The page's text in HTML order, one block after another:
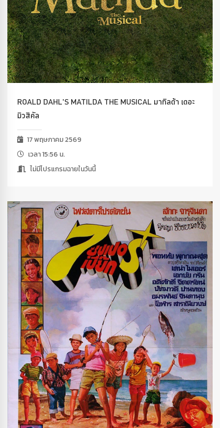
ROALD DAHL'S MATILDA THE MUSICAL มาทิลด้า เดอะ
มิวสิคัล
17 พฤษภาคม 2569
เวลา 15:56 น.
ไม่มีโปรแกรมฉายในวันนี้